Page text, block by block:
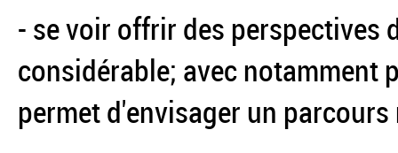
- se voir offrir des perspectives
considérable; avec notamment
permet d'envisager un